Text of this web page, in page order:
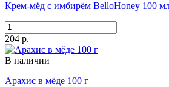
Крем-мёд с имбирём BelloHoney 100
204 р.
В наличии
Арахис в мёде 100 г